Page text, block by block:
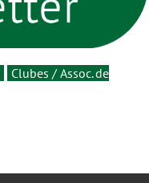
Clubes / Assoc. de